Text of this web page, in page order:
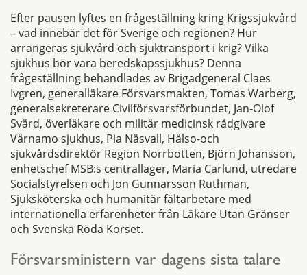
Efter pausen lyftes en frågeställning kring Krigssjukvård
– vad innebär det för Sverige och regionen? Hur
arrangeras sjukvård och sjuktransport i krig? Vilka
sjukhus bör vara beredskapssjukhus? Denna
frågeställning behandlades av Brigadgeneral Claes
Ivgren, generalläkare Försvarsmakten, Tomas Warberg,
generalsekreterare Civilförsvarsförbundet, Jan-Olof
Svärd, överläkare och militär medicinsk rådgivare
Värnamo sjukhus, Pia Näsvall, Hälso-och
sjukvårdsdirektör Region Norrbotten, Björn Johansson,
enhetschef MSB:s centrallager, Maria Carlund, utredare
Socialstyrelsen och Jon Gunnarsson Ruthman,
Sjuksköterska och humanitär fältarbetare med
internationella erfarenheter från Läkare Utan Gränser
och Svenska Röda Korset.
Försvarsministern var dagens sista talare